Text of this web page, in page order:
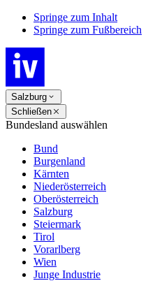
Springe zum Inhalt
Springe zum Fußbereich
Salzburg
Schließen
Bundesland auswählen
Bund
Burgenland
Kärnten
Niederösterreich
Oberösterreich
Salzburg
Steiermark
Tirol
Vorarlberg
Wien
Junge Industrie